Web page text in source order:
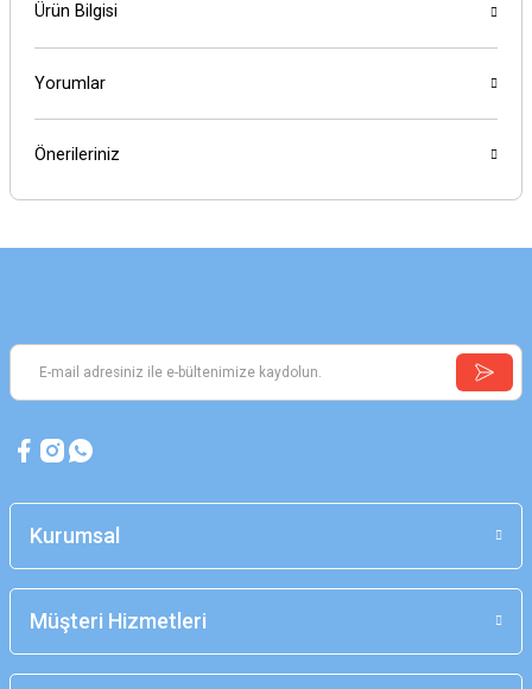
Ürün Bilgisi
Yorumlar
Önerileriniz
Kurumsal
Müşteri Hizmetleri